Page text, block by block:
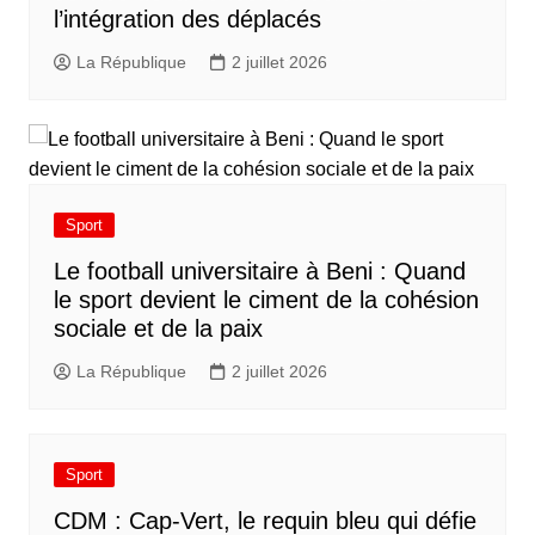
l’intégration des déplacés​
La République 2 juillet 2026
Sport
Le football universitaire à Beni : Quand
le sport devient le ciment de la cohésion
sociale et de la paix
La République 2 juillet 2026
Sport
CDM : Cap-Vert, le requin bleu qui défie